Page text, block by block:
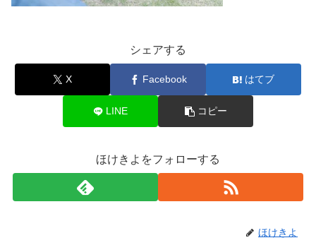
シェアする
X Facebook はてブ
LINE コピー
ほけきよをフォローする
ほけきよ